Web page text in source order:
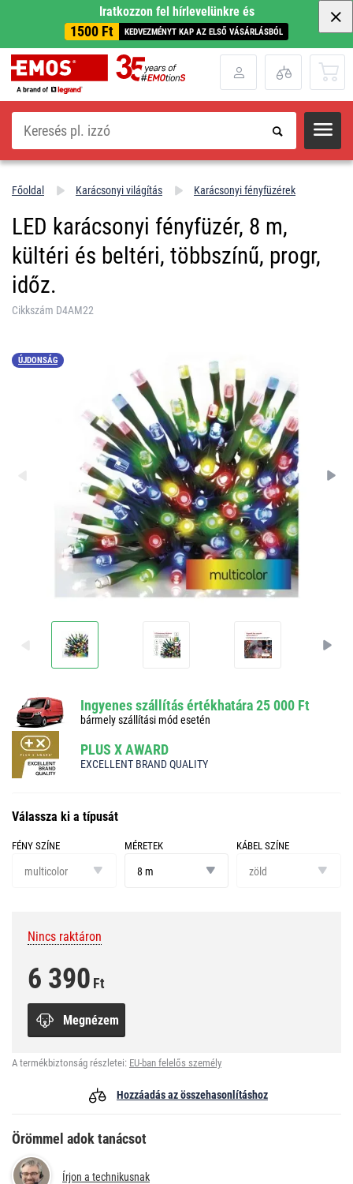
Iratkozzon fel hírlevelünkre és
1500 Ft KEDVEZMÉNYT KAP AZ ELSŐ VÁSÁRLÁSBÓL
Keresés
Főoldal Karácsonyi világítás Karácsonyi fényfüzérek
LED karácsonyi fényfüzér, 8 m,
kültéri és beltéri, többszínű, progr,
időz.
Cikkszám D4AM22
ÚJDONSÁG
Ingyenes szállítás értékhatára 25 000 Ft
bármely szállítási mód esetén
PLUS X AWARD
EXCELLENT BRAND QUALITY
Válassza ki a típusát
FÉNY SZÍNE
színemulticolor
MÉRETEK
8 m
KÁBEL SZÍNE
színezöld
Nincs raktáron
6 390 Ft
Megnézem
A termékbiztonság részletei: EU-ban felelős személy
Hozzáadás az összehasonlításhoz
Örömmel adok tanácsot
Írjon a technikusnak